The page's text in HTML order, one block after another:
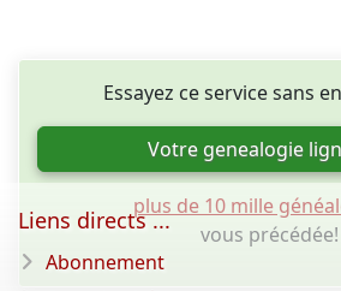
Essayez ce service sans
Votre genealogie
plus de 10 mille
vous précédée!
Liens directs ...
Abonnement